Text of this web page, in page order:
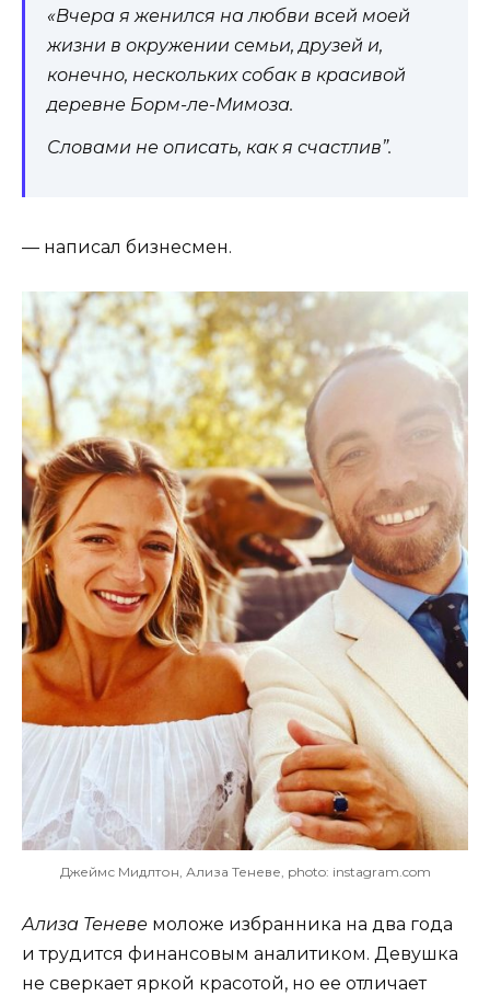
«Вчера я женился на любви всей моей
жизни в окружении семьи, друзей и,
конечно, нескольких собак в красивой
деревне Борм-ле-Мимоза.
Словами не описать, как я счастлив”.
— написал бизнесмен.
Джеймс Мидлтон, Ализа Теневе, photo: instagram.com
Ализа Теневе моложе избранника на два года
и трудится финансовым аналитиком. Девушка
не сверкает яркой красотой, но ее отличает